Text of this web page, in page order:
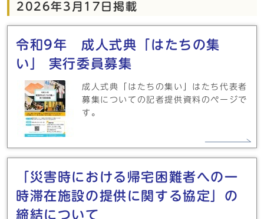
2026年3月17日掲載
令和9年 成人式典「はたちの集
い」 実行委員募集
成人式典「はたちの集い」はたち代表者
募集についての記者提供資料のページで
す。
「災害時における帰宅困難者への一
時滞在施設の提供に関する協定」の
締結について